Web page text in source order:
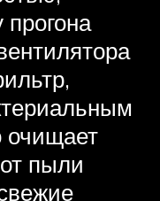
очищает
пыли